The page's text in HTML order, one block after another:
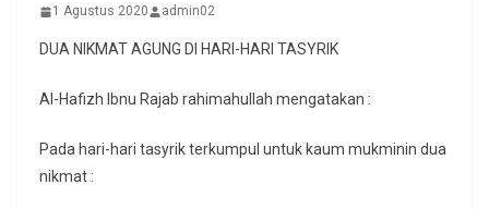
1 Agustus 2020 admin02
DUA NIKMAT AGUNG DI HARI-HARI TASYRIK
Al-Hafizh Ibnu Rajab rahimahullah mengatakan :
Pada hari-hari tasyrik terkumpul untuk kaum mukminin dua
nikmat :